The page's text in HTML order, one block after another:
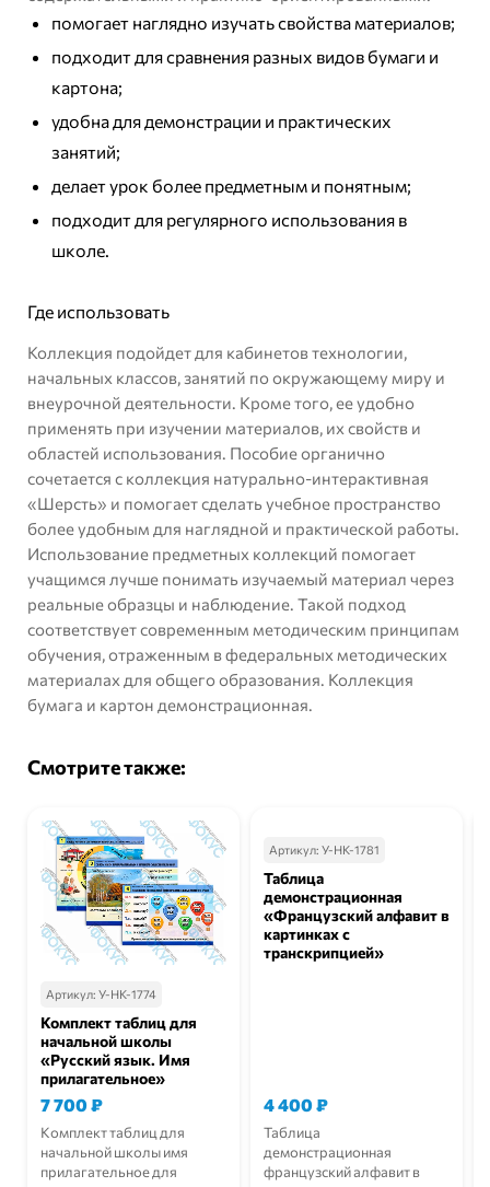
помогает наглядно изучать свойства материалов;
подходит для сравнения разных видов бумаги и
картона;
удобна для демонстрации и практических
занятий;
делает урок более предметным и понятным;
подходит для регулярного использования в
школе.
Где использовать
Коллекция подойдет для кабинетов технологии,
начальных классов, занятий по окружающему миру и
внеурочной деятельности. Кроме того, ее удобно
применять при изучении материалов, их свойств и
областей использования. Пособие органично
сочетается с коллекция натурально-интерактивная
«Шерсть» и помогает сделать учебное пространство
более удобным для наглядной и практической работы.
Использование предметных коллекций помогает
учащимся лучше понимать изучаемый материал через
реальные образцы и наблюдение. Такой подход
соответствует современным методическим принципам
обучения, отраженным вфедеральных методических
материалах для общего образования. Коллекция
бумага и картон демонстрационная.
Смотрите также:
Артикул: У-НК-1774
Комплект таблиц для
начальной школы
«Русский язык. Имя
прилагательное»
7 700₽
Комплект таблиц для
начальной школы имя
прилагательное для
Артикул: У-НК-1781
Таблица
демонстрационная
«Французский алфавит в
картинках с
транскрипцией»
4 400₽
Таблица
демонстрационная
французский алфавит в